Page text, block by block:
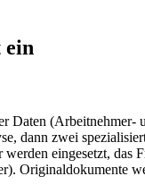
ein
Daten
dann zwei
eingesetzt,
Originaldokumente